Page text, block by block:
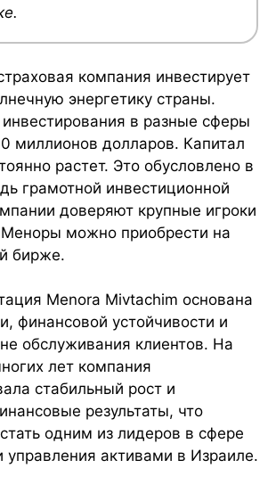
компания инвестирует
энергетику страны.
в разные сферы
миллионов долларов. Капитал
растет. Это обусловлено в
грамотной инвестиционной
доверяют крупные игроки
можно приобрести на
бирже.
Menora Mivtachim основана
финансовой устойчивости и
обслуживания клиентов. На
лет компания
стабильный рост и
результаты, что
одним из лидеров в сфере
управления активами в Израиле.